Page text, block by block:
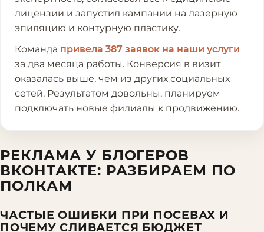
лицензии и запустил кампании на лазерную
эпиляцию и контурную пластику.
Команда привела 387 заявок на наши услуги
за два месяца работы. Конверсия в визит
оказалась выше, чем из других социальных
сетей. Результатом довольны, планируем
подключать новые филиалы к продвижению.
РЕКЛАМА У БЛОГЕРОВ
ВКОНТАКТЕ: РАЗБИРАЕМ ПО
ПОЛКАМ
ЧАСТЫЕ ОШИБКИ ПРИ ПОСЕВАХ И
ПОЧЕМУ СЛИВАЕТСЯ БЮДЖЕТ